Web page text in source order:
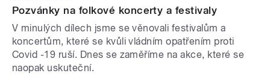
Pozvánky na folkové koncerty a festivaly
V minulých dílech jsme se věnovali festivalům a
koncertům, které se kvůli vládním opatřením proti
Covid -19 ruší. Dnes se zaměříme na akce, které se
naopak uskuteční.